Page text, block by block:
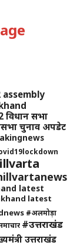
assembly
सभा
चुनाव अपडेट
latest
latest
#अलमोड़ा
#उत्तराखंड
उत्तराखंड